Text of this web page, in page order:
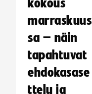
kokous
marraskuus
sa – näin
tapahtuvat
ehdokasase
ttelu ja